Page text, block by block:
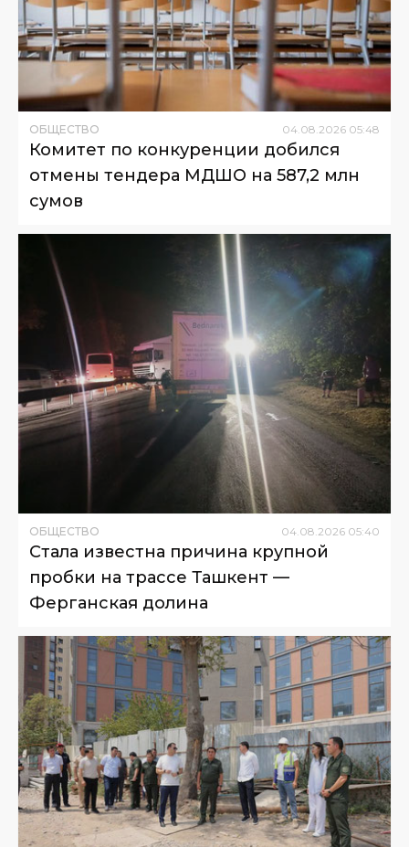
ОБЩЕСТВО 04 08 2026 05:48
Комитет по конкуренции добился
отмены тендера МДШО на 587,2 млн
сумов
ОБЩЕСТВО 04 08 2026 05:40
Стала известна причина крупной
пробки на трассе Ташкент —
Ферганская долина